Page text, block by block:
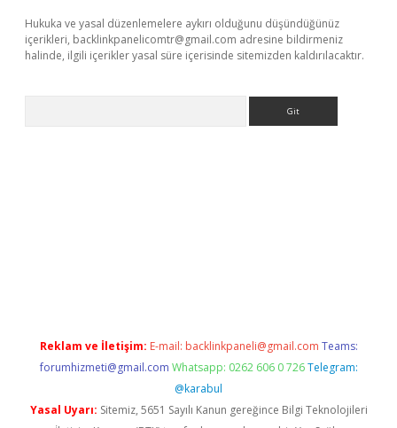
Hukuka ve yasal düzenlemelere aykırı olduğunu düşündüğünüz
içerikleri, backlinkpanelicomtr@gmail.com adresine bildirmeniz
halinde, ilgili içerikler yasal süre içerisinde sitemizden kaldırılacaktır.
Reklam ve İletişim: E-mail: backlinkpaneli@gmail.com Teams:
forumhizmeti@gmail.com Whatsapp: 0262 606 0 726 Telegram:
@karabul
Yasal Uyarı: Sitemiz, 5651 Sayılı Kanun gereğince Bilgi Teknolojileri